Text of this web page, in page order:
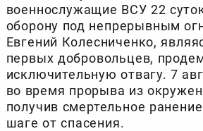
военнослужащие ВСУ 22
оборону под непрерывным
Евгений Колесниченко,
первых добровольцев,
исключительную отвагу. 7
во время прорыва из
получив смертельное
шаге от спасения.